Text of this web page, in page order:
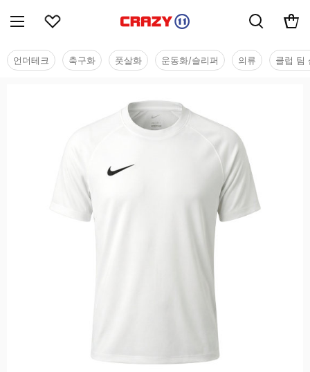
언더테크 축구화 풋살화 운동화/슬리퍼 의류 클럽 팀